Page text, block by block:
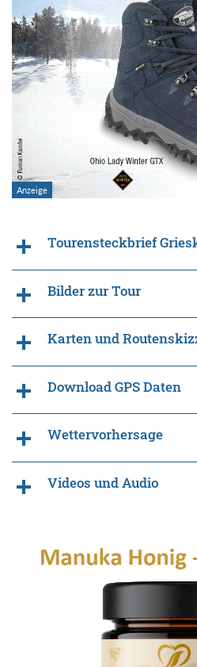
Tourensteckbrief
Bilder zur Tour
Karten und
Download GPS Daten
Wettervorhersage
Videos und Audio